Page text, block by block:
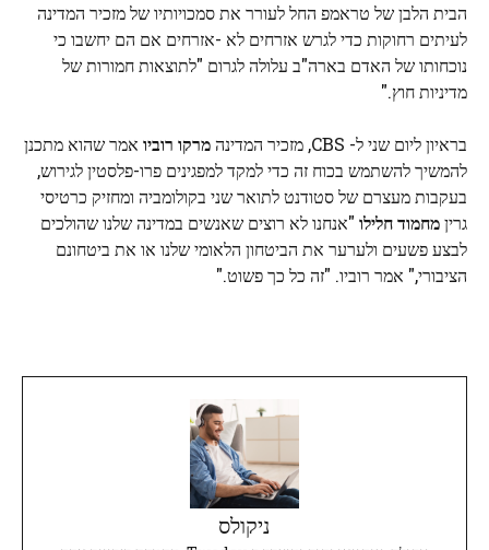
הבית הלבן של טראמפ החל לעורר את סמכויותיו של מזכיר המדינה
לעיתים רחוקות כדי לגרש אזרחים לא -אזרחים אם הם יחשבו כי
נוכחותו של האדם בארה"ב עלולה לגרום "לתוצאות חמורות של
מדיניות חוץ."
בראיון ליום שני ל- CBS, מזכיר המדינה מרקו רוביו אמר שהוא מתכנן
להמשיך להשתמש בכוח זה כדי למקד למפגינים פרו-פלסטין לגירוש,
בעקבות מעצרם של סטודנט לתואר שני בקולומביה ומחזיק כרטיסי
גריןמחמוד חלילו "אנחנו לא רוצים שאנשים במדינה שלנו שהולכים
לבצע פשעים ולערער את הביטחון הלאומי שלנו או את ביטחונם
הציבורי," אמר רוביו. "זה כל כך פשוט."
ניקולס